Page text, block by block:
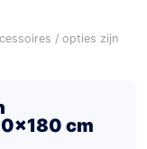
/ opties zijn
cm